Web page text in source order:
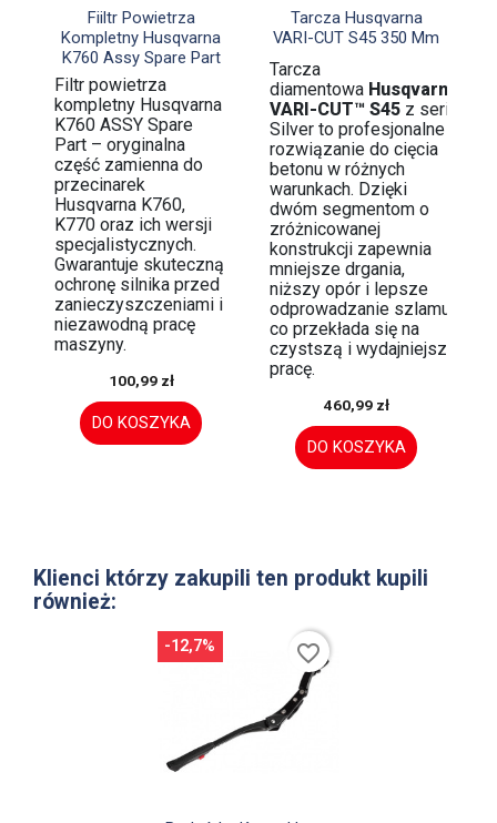
Szybki podgląd
Fiiltr Powietrza
Kompletny Husqvarna
K760 Assy Spare Part
Filtr powietrza
kompletny Husqvarna
K760 ASSY Spare
Part – oryginalna
część zamienna do
przecinarek
Husqvarna K760,
K770 oraz ich wersji
specjalistycznych.
Gwarantuje skuteczną
ochronę silnika przed
zanieczyszczeniami i
niezawodną pracę
maszyny.
100,99 zł
DO KOSZYKA
Szybki podgląd
Tarcza Husqvarna
VARI-CUT S45 350 Mm
Tarcza
diamentowa Husqvarna
VARI-CUT™ S45z serii
Silver to profesjonalne
rozwiązanie do cięcia
betonu w różnych
warunkach. Dzięki
dwóm segmentom o
zróżnicowanej
konstrukcji zapewnia
mniejsze drgania,
niższy opór i lepsze
odprowadzanie szlamu,
co przekłada się na
czystszą i wydajniejszą
pracę.
460,99 zł
DO KOSZYKA
Klienci którzy zakupili ten produkt kupili
również:
-12,7% favorite_border